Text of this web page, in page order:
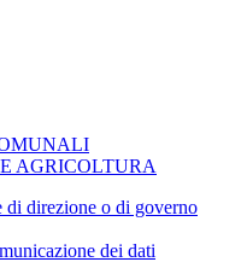
AGRICOLTURA
direzione o di governo
dei dati